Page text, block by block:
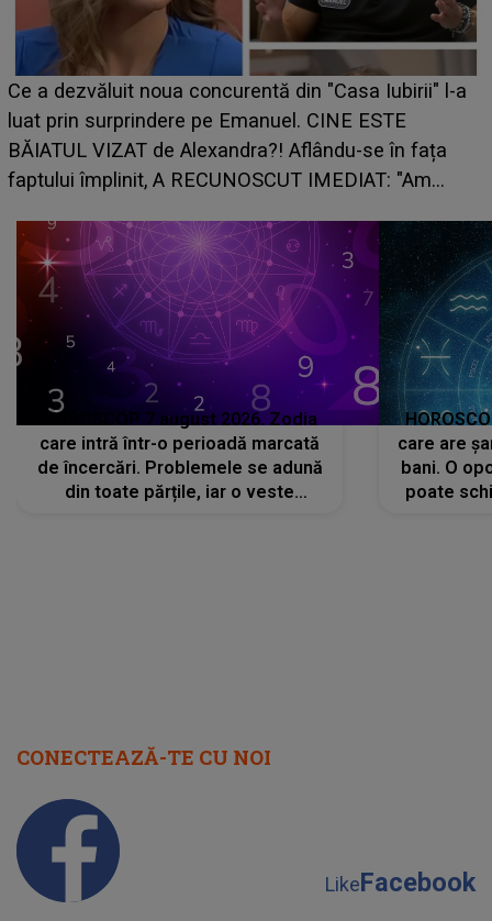
HOROSCOP de weekend, 8-9 august 2026. Zodia
care riscă să rămână fără bani. O decizie luată în
grabă îi aduce pierderi semnificative și îi dă toate
planurile peste cap
HOROSCOP 7 august 2026. Zodia
care intră într-o perioadă marcată
de încercări. Problemele se adună
din toate părțile, iar o veste
care are
bani. O
poate
CONECTEAZĂ-TE CU NOI
LikeFacebook